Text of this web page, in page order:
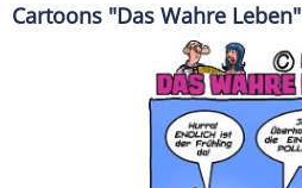
Cartoons "Das Wahre Leben"